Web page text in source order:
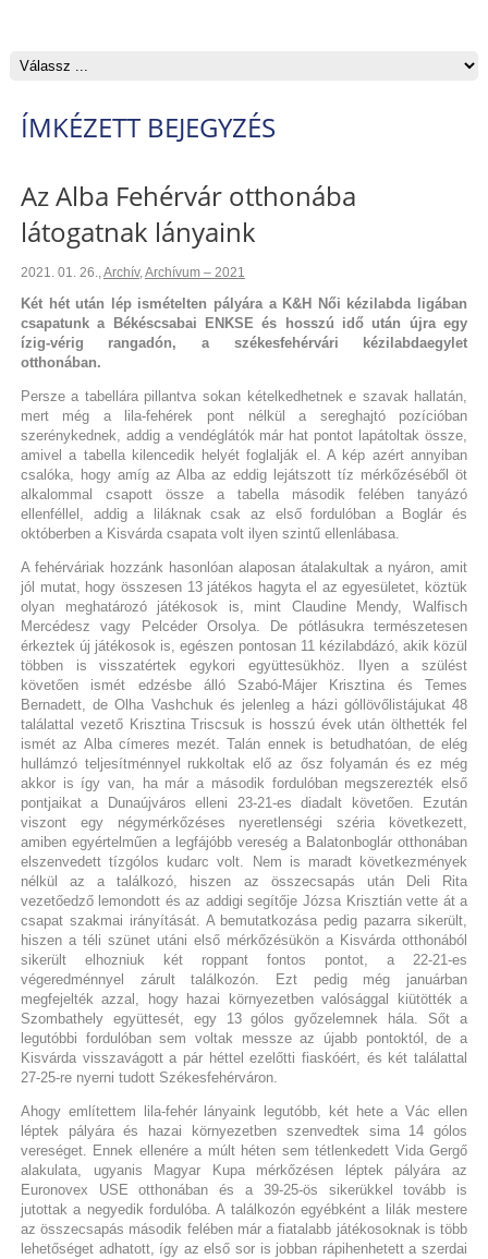
ÍMKÉZETT BEJEGYZÉS
Az Alba Fehérvár otthonába
látogatnak lányaink
2021. 01. 26.,Archív,Archívum – 2021
Két hét után lép ismételten pályára a K&H Női kézilabda ligában
csapatunk a Békéscsabai ENKSE és hosszú idő után újra egy
ízig-vérig rangadón, a székesfehérvári kézilabdaegylet
otthonában.
Persze a tabellára pillantva sokan kételkedhetnek e szavak hallatán,
mert még a lila-fehérek pont nélkül a sereghajtó pozícióban
szerénykednek, addig a vendéglátók már hat pontot lapátoltak össze,
amivel a tabella kilencedik helyét foglalják el. A kép azért annyiban
csalóka, hogy amíg az Alba az eddig lejátszott tíz mérkőzéséből öt
alkalommal csapott össze a tabella második felében tanyázó
ellenféllel, addig a liláknak csak az első fordulóban a Boglár és
októberben a Kisvárda csapata volt ilyen szintű ellenlábasa.
A fehérváriak hozzánk hasonlóan alaposan átalakultak a nyáron, amit
jól mutat, hogy összesen 13 játékos hagyta el az egyesületet, köztük
olyan meghatározó játékosok is, mint Claudine Mendy, Walfisch
Mercédesz vagy Pelcéder Orsolya. De pótlásukra természetesen
érkeztek új játékosok is, egészen pontosan 11 kézilabdázó, akik közül
többen is visszatértek egykori együttesükhöz. Ilyen a szülést
követően ismét edzésbe álló Szabó-Májer Krisztina és Temes
Bernadett, de Olha Vashchuk és jelenleg a házi góllövőlistájukat 48
találattal vezető Krisztina Triscsuk is hosszú évek után ölthették fel
ismét az Alba címeres mezét. Talán ennek is betudhatóan, de elég
hullámzó teljesítménnyel rukkoltak elő az ősz folyamán és ez még
akkor is így van, ha már a második fordulóban megszerezték első
pontjaikat a Dunaújváros elleni 23-21-es diadalt követően. Ezután
viszont egy négymérkőzéses nyeretlenségi széria következett,
amiben egyértelműen a legfájóbb vereség a Balatonboglár otthonában
elszenvedett tízgólos kudarc volt. Nem is maradt következmények
nélkül az a találkozó, hiszen az összecsapás után Deli Rita
vezetőedző lemondott és az addigi segítője Józsa Krisztián vette át a
csapat szakmai irányítását. A bemutatkozása pedig pazarra sikerült,
hiszen a téli szünet utáni első mérkőzésükön a Kisvárda otthonából
sikerült elhozniuk két roppant fontos pontot, a 22-21-es
végeredménnyel zárult találkozón. Ezt pedig még januárban
megfejelték azzal, hogy hazai környezetben valósággal kiütötték a
Szombathely együttesét, egy 13 gólos győzelemnek hála. Sőt a
legutóbbi fordulóban sem voltak messze az újabb pontoktól, de a
Kisvárda visszavágott a pár héttel ezelőtti fiaskóért, és két találattal
27-25-re nyerni tudott Székesfehérváron.
Ahogy említettem lila-fehér lányaink legutóbb, két hete a Vác ellen
léptek pályára és hazai környezetben szenvedtek sima 14 gólos
vereséget. Ennek ellenére a múlt héten sem tétlenkedett Vida Gergő
alakulata, ugyanis Magyar Kupa mérkőzésen léptek pályára az
Euronovex USE otthonában és a 39-25-ös sikerükkel tovább is
jutottak a negyedik fordulóba. A találkozón egyébként a lilák mestere
az összecsapás második felében már a fiatalabb játékosoknak is több
lehetőséget adhatott, így az első sor is jobban rápihenhetett a szerdai